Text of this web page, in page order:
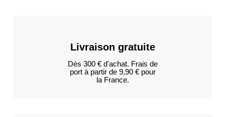
Livraison gratuite
Dès 300 € d'achat. Frais de
port à partir de 9,90 € pour
la France.